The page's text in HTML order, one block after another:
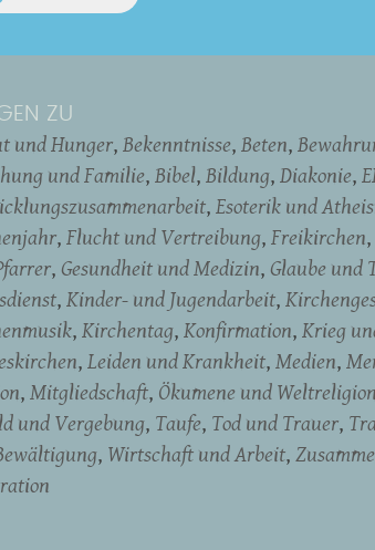
ZU
und Hunger Bekenntnisse Beten
und Familie Bibel Bildung Diakonie
Esoterik und
Flucht und Vertreibung Freikirchen
Gesundheit und Medizin Glaube und
Kinder- und Jugendarbeit
Kirchentag Konfirmation Krieg
Leiden und Krankheit Medien
Mitgliedschaft Ökumene und
und Vergebung Taufe Tod und Trauer
Wirtschaft und Arbeit